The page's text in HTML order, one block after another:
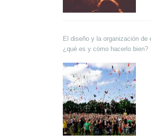
El diseño y la organización de
¿qué es y cómo hacerlo bien?